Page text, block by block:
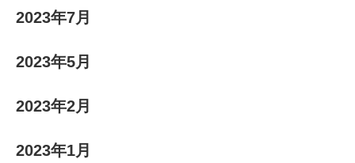
2023年7月
2023年5月
2023年2月
2023年1月